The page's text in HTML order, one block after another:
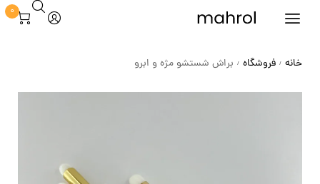
0
خانه / فروشگاه / براش شستشو مژه و ابرو